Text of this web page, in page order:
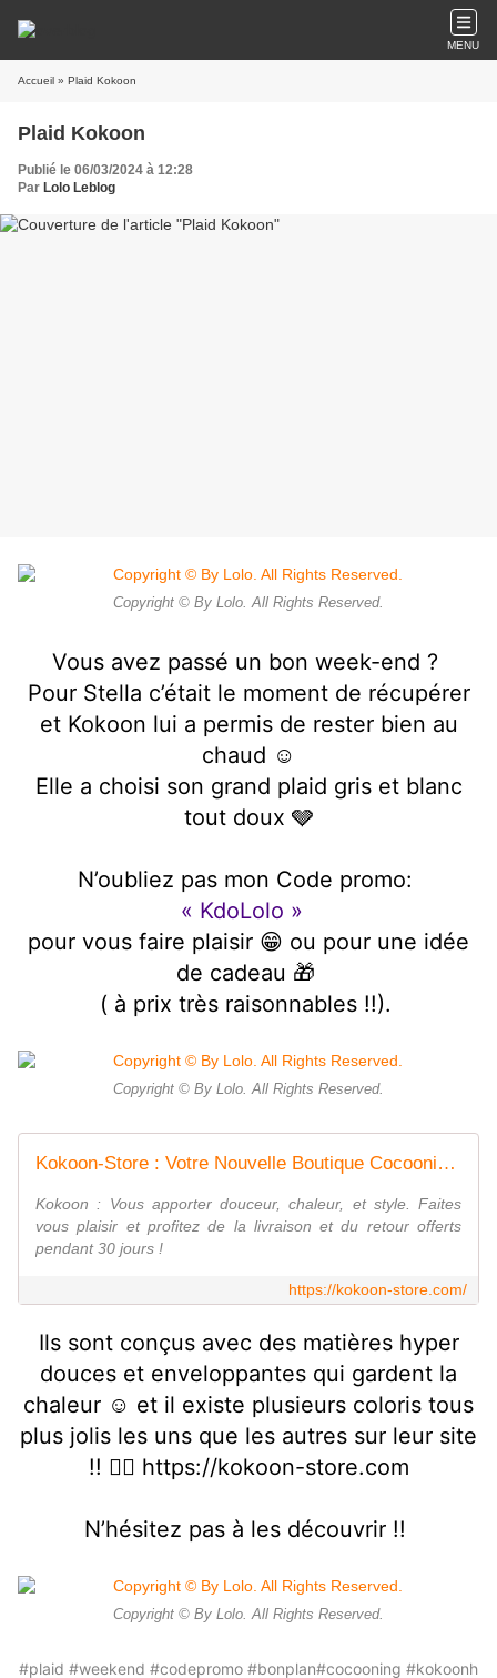
MENU
Accueil » Plaid Kokoon
Plaid Kokoon
Publié le 06/03/2024 à 12:28
Par Lolo Leblog
Copyright © By Lolo. All Rights Reserved.
Vous avez passé un bon week-end ?
Pour Stella c’était le moment de récupérer
et Kokoon lui a permis de rester bien au
chaud ☺️
Elle a choisi son grand plaid gris et blanc
tout doux 🩶
N’oubliez pas mon Code promo:
« KdoLolo »
pour vous faire plaisir 😁 ou pour une idée
de cadeau 🎁
( à prix très raisonnables !!).
Copyright © By Lolo. All Rights Reserved.
Kokoon-Store : Votre Nouvelle Boutique Cocooning En Ligne !
Kokoon : Vous apporter douceur, chaleur, et style. Faites
vous plaisir et profitez de la livraison et du retour offerts
pendant 30 jours !
https://kokoon-store.com/
Ils sont conçus avec des matières hyper
douces et enveloppantes qui gardent la
chaleur ☺️ et il existe plusieurs coloris tous
plus jolis les uns que les autres sur leur site
!! 👉🏻 https://kokoon-store.com
N’hésitez pas à les découvrir !!
Copyright © By Lolo. All Rights Reserved.
#plaid #weekend #codepromo #bonplan#cocooning #kokoonh